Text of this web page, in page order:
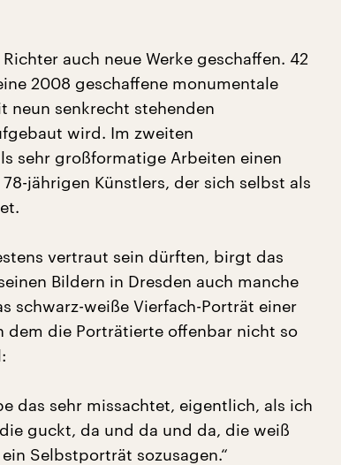
auch neue Werke geschaffen. 42
2008 geschaffene monumentale
neun senkrecht stehenden
wird. Im zweiten
sehr großformatige Arbeiten einen
jährigen Künstlers, der sich selbst als
vertraut sein dürften, birgt das
Bildern in Dresden auch manche
schwarz-weiße Vierfach-Porträt einer
dem die Porträtierte offenbar nicht so
das sehr missachtet, eigentlich, als ich
guckt, da und da und da, die weiß
Selbstporträt sozusagen.“